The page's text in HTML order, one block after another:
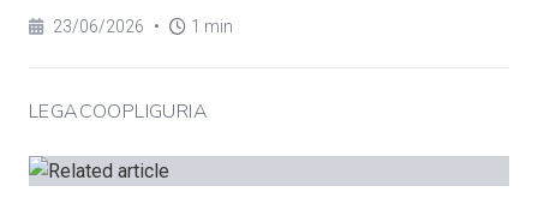
23/06/2026 • 1 min
LEGACOOPLIGURIA